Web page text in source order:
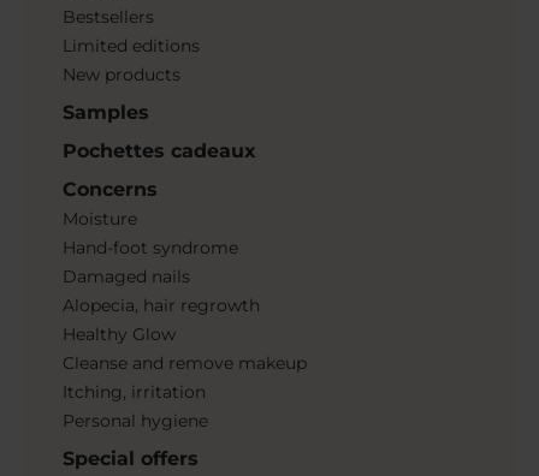
Bestsellers
Limited editions
New products
Samples
Pochettes cadeaux
Concerns
Moisture
Hand-foot syndrome
Damaged nails
Alopecia, hair regrowth
Healthy Glow
Cleanse and remove makeup
Itching, irritation
Personal hygiene
Special offers